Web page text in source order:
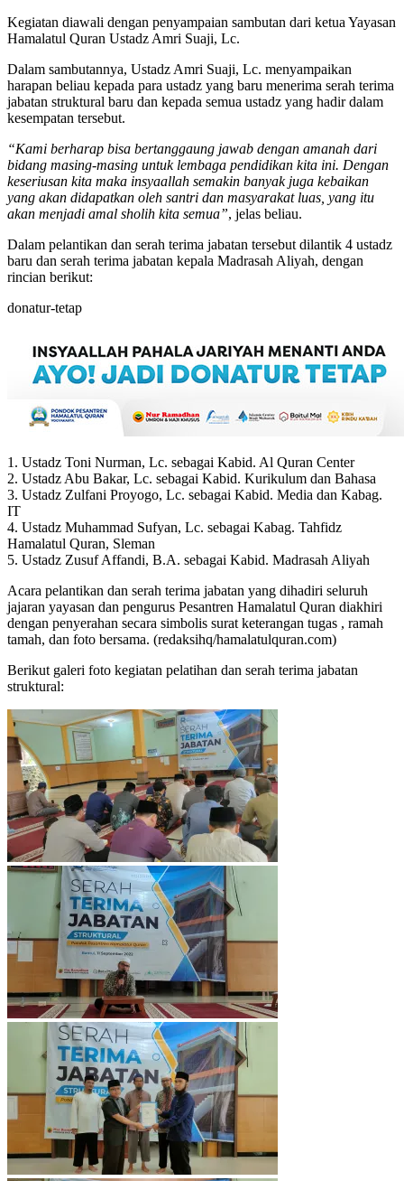
Kegiatan diawali dengan penyampaian sambutan dari ketua Yayasan
Hamalatul Quran Ustadz Amri Suaji, Lc.
Dalam sambutannya, Ustadz Amri Suaji, Lc. menyampaikan
harapan beliau kepada para ustadz yang baru menerima serah terima
jabatan struktural baru dan kepada semua ustadz yang hadir dalam
kesempatan tersebut.
“Kami berharap bisa bertanggaung jawab dengan amanah dari
bidang masing-masing untuk lembaga pendidikan kita ini. Dengan
keseriusan kita maka insyaallah semakin banyak juga kebaikan
yang akan didapatkan oleh santri dan masyarakat luas, yang itu
akan menjadi amal sholih kita semua”, jelas beliau.
Dalam pelantikan dan serah terima jabatan tersebut dilantik 4 ustadz
baru dan serah terima jabatan kepala Madrasah Aliyah, dengan
rincian berikut:
donatur-tetap
1. Ustadz Toni Nurman, Lc. sebagai Kabid. Al Quran Center
2. Ustadz Abu Bakar, Lc. sebagai Kabid. Kurikulum dan Bahasa
3. Ustadz Zulfani Proyogo, Lc. sebagai Kabid. Media dan Kabag.
IT
4. Ustadz Muhammad Sufyan, Lc. sebagai Kabag. Tahfidz
Hamalatul Quran, Sleman
5. Ustadz Zusuf Affandi, B.A. sebagai Kabid. Madrasah Aliyah
Acara pelantikan dan serah terima jabatan yang dihadiri seluruh
jajaran yayasan dan pengurus Pesantren Hamalatul Quran diakhiri
dengan penyerahan secara simbolis surat keterangan tugas , ramah
tamah, dan foto bersama. (redaksihq/hamalatulquran.com)
Berikut galeri foto kegiatan pelatihan dan serah terima jabatan
struktural: